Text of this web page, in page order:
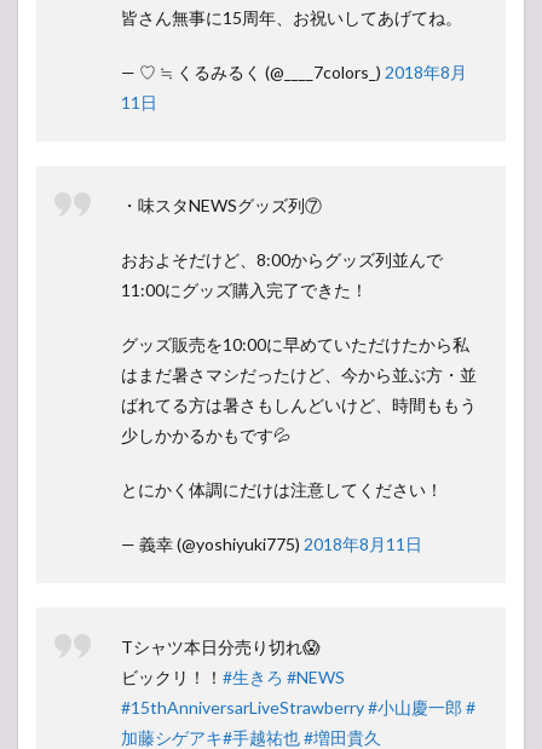
皆さん無事に15周年、お祝いしてあげてね。
— ♡ ≒ くるみるく (@____7colors_) 2018年8月
11日
・味スタNEWSグッズ列⑦
おおよそだけど、8:00からグッズ列並んで
11:00にグッズ購入完了できた！
グッズ販売を10:00に早めていただけたから私
はまだ暑さマシだったけど、今から並ぶ方・並
ばれてる方は暑さもしんどいけど、時間ももう
少しかかるかもです💦
とにかく体調にだけは注意してください！
— 義幸 (@yoshiyuki775) 2018年8月11日
Tシャツ本日分売り切れ😱
ビックリ！！ #生きろ #NEWS
#15thAnniversarLiveStrawberry#小山慶一郎 #
加藤シゲアキ#手越祐也#増田貴久